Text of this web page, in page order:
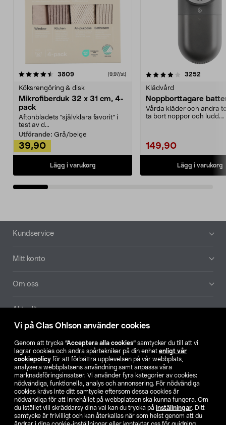
Vi på Clas Ohlson använder cookies
Genom att trycka ”Acceptera alla cookies” samtycker du till att vi
lagrar cookies och andra spårtekniker på din enhet enligt vår
cookiepolicy för att förbättra upplevelsen på vår webbplats,
analysera webbplatsens användning samt anpassa våra
marknadsföringsinsatser. Vi använder fyra kategorier av cookies:
nödvändiga, funktionella, analys och annonsering. För nödvändiga
cookies krävs inte ditt samtycke eftersom dessa cookies är
nödvändiga för att innehållet på webbplatsen ska kunna fungera. Om
du istället vill skräddarsy dina val kan du trycka på inställningar. Ditt
samtycke är frivilligt och kan återkallas när som helst genom att du
3809recensioner (9,97/st)
Köksrengöring & disk
Mikrofiberduk 32 x 31 cm, 4-
pack
Aftonbladets "självklara favorit” i
test av d...
Utförande: Grå/beige
39,90
Lägg i varukorg
4.0av 5 stjärnor 3252
Klädvård
Noppborttagare
Vårda kläder och andra
ta bort noppor och ludd.
149,90
Lägg i varukorg
4.5av 5 stjärnor
Sidfot
Kundservice
Mitt konto
Om oss
Aktuellt
Hitta butik
SE NO FI